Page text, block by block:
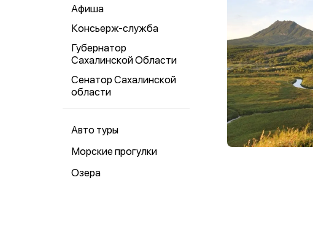
Афиша
Консьерж-служба
Губернатор
Сахалинской Области
Сенатор Сахалинской
области
Авто туры
Морские прогулки
Озера